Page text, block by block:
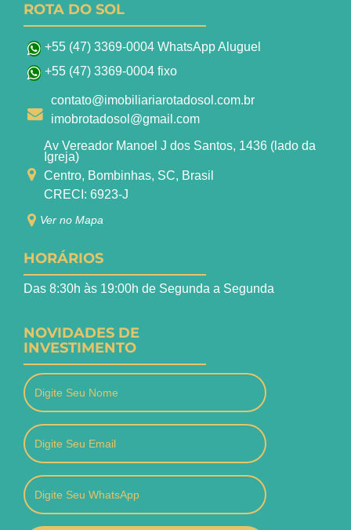
ROTA DO SOL
+55 (47) 3369-0004 WhatsApp Aluguel
+55 (47) 3369-0004 fixo
contato@imobiliariarotadosol.com.br
imobrotadosol@gmail.com
Av Vereador Manoel J dos Santos, 1436 (lado da
Igreja)
Centro, Bombinhas, SC, Brasil
CRECI: 6923-J
Ver no Mapa
HORÁRIOS
Das 8:30h às 19:00h de Segunda a Segunda
NOVIDADES DE
INVESTIMENTO